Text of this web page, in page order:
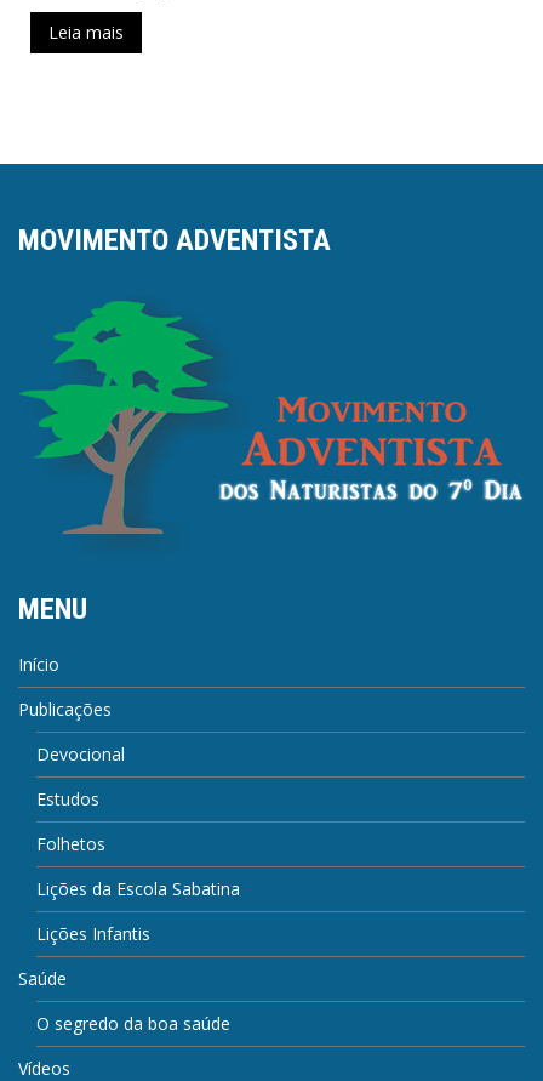
Leia mais
MOVIMENTO ADVENTISTA
MENU
Início
Publicações
Devocional
Estudos
Folhetos
Lições da Escola Sabatina
Lições Infantis
Saúde
O segredo da boa saúde
Vídeos